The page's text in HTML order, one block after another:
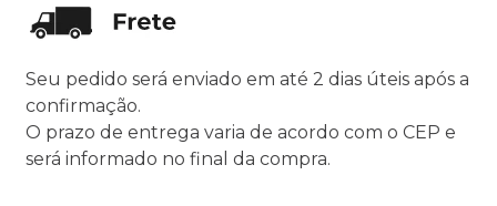
Seu pedido será enviado em até 2 dias úteis após a
confirmação.
O prazo de entrega varia de acordo com o CEP e
será informado no final da compra.